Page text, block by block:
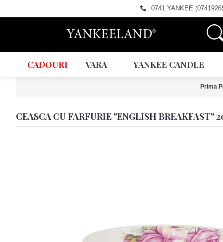
0741.YANKEE
CADOURI VARA YANKEE CANDLE
Prima
CEASCA CU FARFURIE "ENGLISH BREAKFAST"